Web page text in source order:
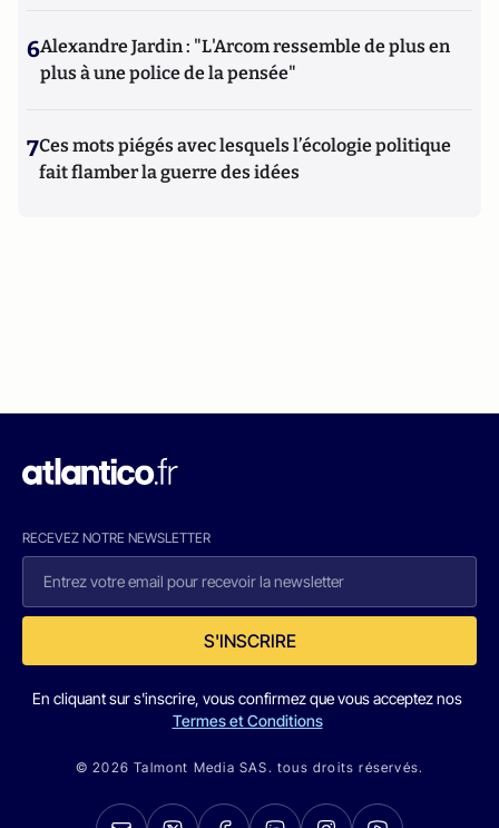
6Alexandre Jardin : "L'Arcom ressemble de plus en
plus à une police de la pensée"
7Ces mots piégés avec lesquels l’écologie politique
fait flamber la guerre des idées
RECEVEZ NOTRE NEWSLETTER
S'INSCRIRE
En cliquant sur s'inscrire, vous confirmez que vous acceptez nos
Termes et Conditions
© 2026 Talmont Media SAS. tous droits réservés.